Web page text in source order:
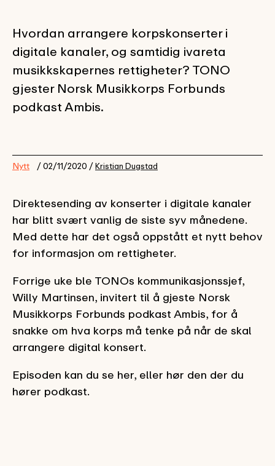
Hvordan arrangere korpskonserter i
digitale kanaler, og samtidig ivareta
musikkskapernes rettigheter? TONO
gjester Norsk Musikkorps Forbunds
podkast Ambis.
Nytt / 02/11/2020 /Kristian Dugstad
Direktesending av konserter i digitale kanaler
har blitt svært vanlig de siste syv månedene.
Med dette har det også oppstått et nytt behov
for informasjon om rettigheter.
Forrige uke ble TONOs kommunikasjonssjef,
Willy Martinsen, invitert til å gjeste Norsk
Musikkorps Forbunds podkast Ambis, for å
snakke om hva korps må tenke på når de skal
arrangere digital konsert.
Episoden kan du se her, eller hør den der du
hører podkast.